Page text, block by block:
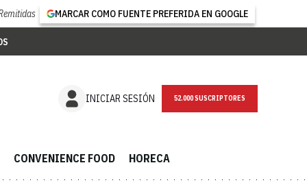
MARCAR COMO FUENTE PREFERIDA EN GOOGLE
INICIAR SESIÓN NEWSLETTER
CONVENIENCE FOOD HORECA